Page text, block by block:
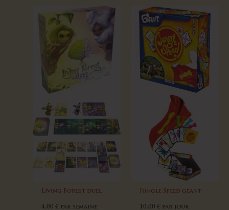
Living Forest duel
4,00 € par semaine
Jungle Speed géant
10,00 € par jour